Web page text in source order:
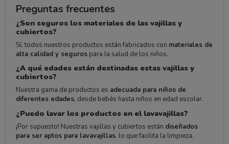
Preguntas frecuentes
¿Son seguros los materiales de las vajillas y
cubiertos?
Sí, todos nuestros productos están fabricados con materiales de
alta calidad y segurospara la salud de los niños.
¿A qué edades están destinadas estas vajillas y
cubiertos?
Nuestra gama de productos es adecuada para niños de
diferentes edades, desde bebés hasta niños en edad escolar.
¿Puedo lavar los productos en el lavavajillas?
¡Por supuesto! Nuestras vajillas y cubiertos están diseñados
para ser aptos para lavavajillas, lo que facilita la limpieza.